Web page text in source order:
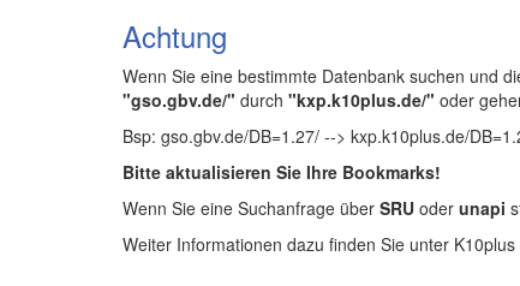
Achtung
Wenn Sie eine bestimmte Datenbank suchen und
"gso.gbv.de/" durch "kxp.k10plus.de/" oder
Bsp: gso.gbv.de/DB=1.27/ --> kxp.k10plus.de/
Bitte aktualisieren Sie Ihre Bookmarks!
Wenn Sie eine Suchanfrage über SRU oder unapi
Weiter Informationen dazu finden Sie unter K10plus